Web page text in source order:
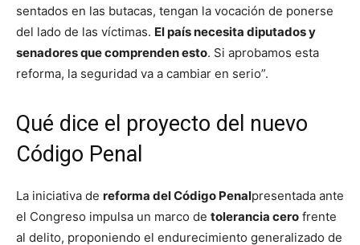
sentados en las butacas, tengan la vocación de ponerse
del lado de las víctimas. El país necesita diputados y
senadores que comprenden esto. Si aprobamos esta
reforma, la seguridad va a cambiar en serio”.
Qué dice el proyecto del nuevo
Código Penal
La iniciativa de reforma del Código Penalpresentada ante
el Congreso impulsa un marco de tolerancia cero frente
al delito, proponiendo el endurecimiento generalizado de